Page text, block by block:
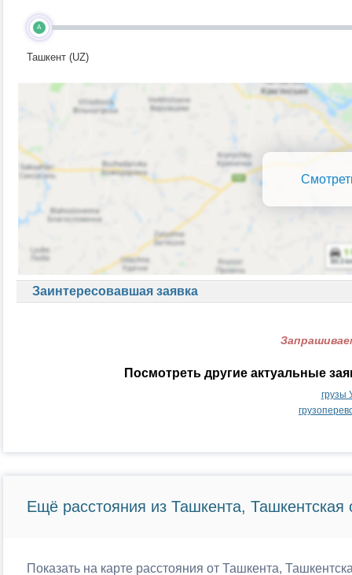
A
Ташкент (UZ)
Заинтересовавшая заявка
Посмотреть другие актуальные
грузы
Ещё расстояния из Ташкента, Ташкентская
Показать на карте расстояния от Ташкента,